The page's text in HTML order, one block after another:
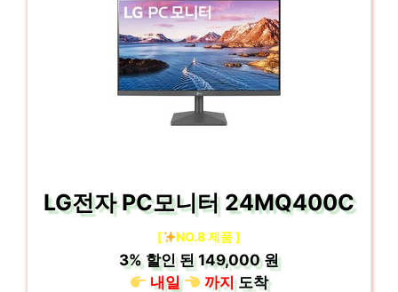
LG전자 PC모니터 24MQ400C
[ NO.8 제품 ]
3%할인 된149,000 원
내일
까지도착